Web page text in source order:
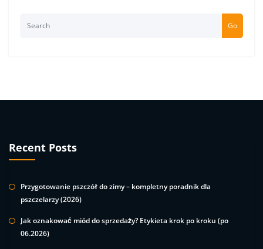
Go
Recent Posts
Przygotowanie pszczół do zimy – kompletny poradnik dla
pszczelarzy (2026)
Jak oznakować miód do sprzedaży? Etykieta krok po kroku (po
06.2026)